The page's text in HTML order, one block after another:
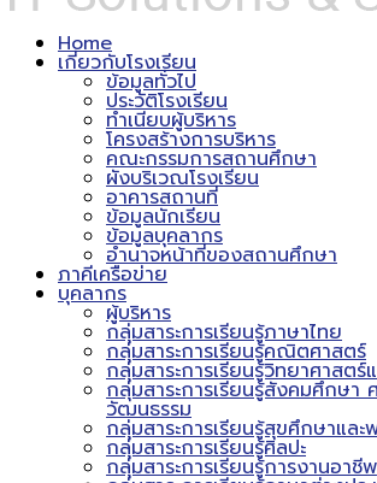
Home
เกี่ยวกับโรงเรียน
ข้อมูลทั่วไป
ประวัติโรงเรียน
ทำเนียบผู้บริหาร
โครงสร้างการบริหาร
คณะกรรมการสถานศึกษา
ผังบริเวณโรงเรียน
อาคารสถานที่
ข้อมูลนักเรียน
ข้อมูลบุคลากร
อำนาจหน้าที่ของสถานศึกษา
ภาคีเครือข่าย
บุคลากร
ผู้บริหาร
กลุ่มสาระการเรียนรู้ภาษาไทย
กลุ่มสาระการเรียนรู้คณิตศาสตร์
กลุ่มสาระการเรียนรู้วิทยาศาสตร์
กลุ่มสาระการเรียนรู้สังคมศึกษา
วัฒนธรรม
กลุ่มสาระการเรียนรู้สุขศึกษาแล
กลุ่มสาระการเรียนรู้ศิลปะ
กลุ่มสาระการเรียนรู้การงานอาชีพ